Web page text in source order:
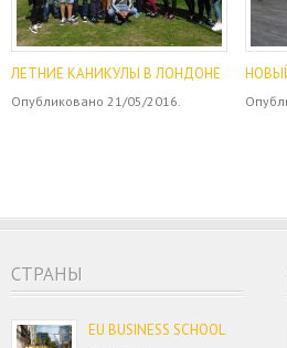
ЛЕТНИЕ КАНИКУЛЫ В ЛОНДОНЕ
Опубликовано 21/05/2016.
CТРАНЫ
EU BUSINESS SCHOOL